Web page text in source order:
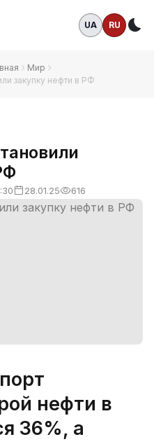
UA RU
Мир
закупку нефти в РФ
28.01.25 616
нефти в
36%, а